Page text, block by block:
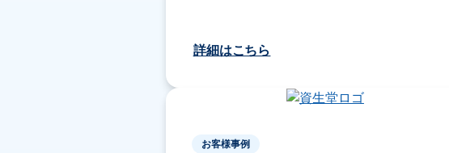
詳細はこちら
お客様事例